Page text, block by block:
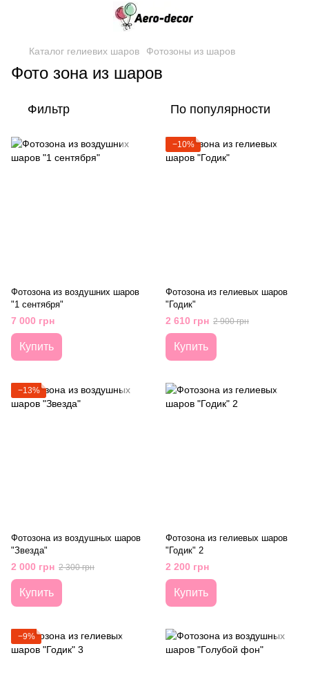
Каталог гелиевих шаров Фотозоны из шаров
Фото зона из шаров
Фильтр По популярности
Фотозона из воздушних шаров
"1 сентября"
7 000 грн
Купить
−10%
Фотозона из гелиевых шаров
"Годик"
2 610 грн 2 900 грн
Купить
−13%
Фотозона из воздушных шаров
"Звезда"
2 000 грн 2 300 грн
Купить
Фотозона из гелиевых шаров
"Годик" 2
2 200 грн
Купить
−9%